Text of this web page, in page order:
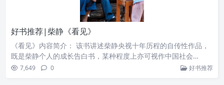
好书推荐|柴静《看见》
《看见》内容简介： 该书讲述柴静央视十年历程的自传性作品，
既是柴静个人的成长告白书，某种程度上亦可视作中国社会…
7,649 0 好书推荐